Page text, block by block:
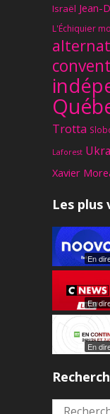
Israël Jean-
L'Échiquier
Trotta
Laforest
Xavier
Les plus
En
En
En
Rechercher :